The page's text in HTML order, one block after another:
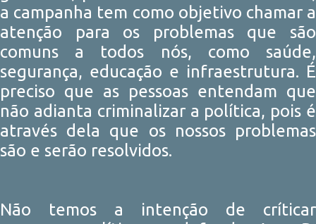
a campanha tem como objetivo chamar a
atenção para os problemas que são
comuns a todos nós, como saúde,
segurança, educação e infraestrutura. É
preciso que as pessoas entendam que
não adianta criminalizar a política, pois é
através dela que os nossos problemas
são e serão resolvidos.
Não temos a intenção de críticar